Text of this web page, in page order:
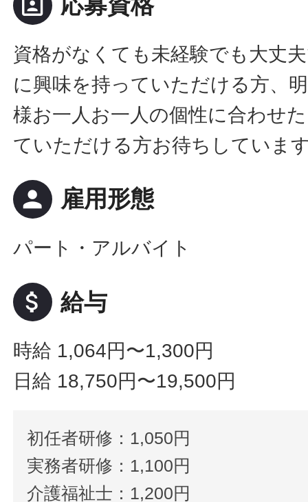
応募資格
資格がなくても未経験でも大丈
に興味を持っていただける方、
様お一人お一人の個性に合わせ
ていただける方お待ちしていま
person 雇用形態
パート・アルバイト
attach_money 給与
時給 1,064円〜1,300円
日給 18,750円〜19,500円
初任者研修：1,050円
実務者研修：1,100円
介護福祉士：1,200円